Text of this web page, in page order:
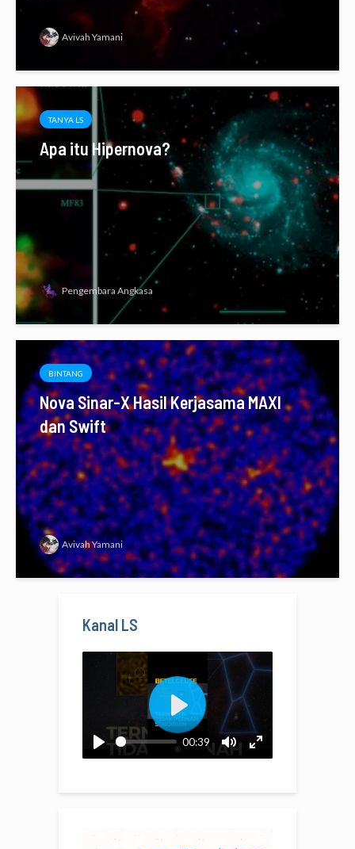
Avivah Yamani
TANYA LS
Apa itu Hipernova?
Pengembara Angkasa
BINTANG
Nova Sinar-X Hasil Kerjasama MAXI
dan Swift
Avivah Yamani
Kanal LS